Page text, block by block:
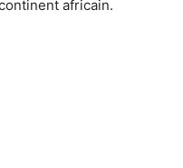
africain.